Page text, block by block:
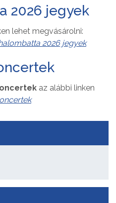
2026 jegyek
lehet megvásárolni:
2026 jegyek
az alábbi linken